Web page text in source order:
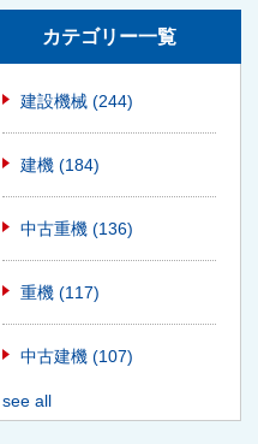
カテゴリー一覧
建設機械 (244)
建機 (184)
中古重機 (136)
重機 (117)
中古建機 (107)
see all